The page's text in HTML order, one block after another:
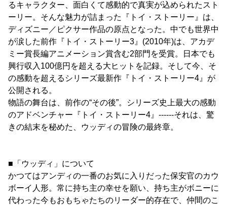
るキャラクター、面白くて感動的で真実が込められたスト
ーリー。そんな魅力が詰まった『トイ・ストーリー』は、
ディズニー／ピクサー作品の原点となった。中でも世界中
が涙した前作『トイ・ストーリー3』(2010年)は、アカデ
ミー賞長編アニメーション賞含む2部門を受賞。日本でも
興行収入100億円を超える大ヒットを記録。そして今、そ
の感動を超えるシリーズ最新作『トイ・ストーリー4』が
公開される。
物語の舞台は、前作の“その後”。シリーズ史上最大の感動
のアドベンチャー『トイ・ストーリー4』------それは、驚
きの結末を秘めた、ウッディの冒険の最終章。
■「ウッディ」について
かつてはアンディの一番のお気に入りだった保安官のカウ
ボーイ人形。常に持ち主の幸せを願い、持ち主がボニーに
代わった今もおもちゃたちのリーダー的存在で、仲間のこ